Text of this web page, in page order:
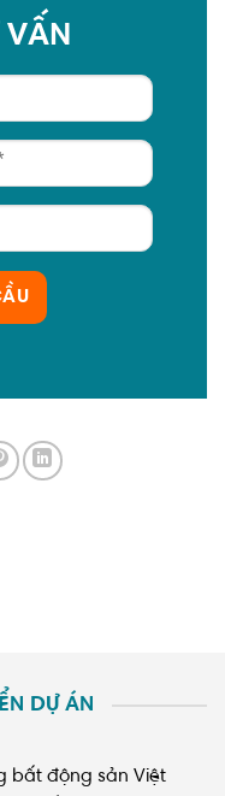
VẤN
DỰ ÁN
bất động sản Việt